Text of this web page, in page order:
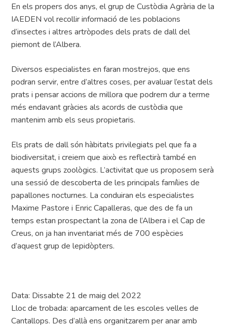
En els propers dos anys, el grup de Custòdia Agrària de la
IAEDEN vol recollir informació de les poblacions
d’insectes i altres artròpodes dels prats de dall del
piemont de l’Albera.
Diversos especialistes en faran mostrejos, que ens
podran servir, entre d’altres coses, per avaluar l’estat dels
prats i pensar accions de millora que podrem dur a terme
més endavant gràcies als acords de custòdia que
mantenim amb els seus propietaris.
Els prats de dall són hàbitats privilegiats pel que fa a
biodiversitat, i creiem que això es reflectirà també en
aquests grups zoològics. L’activitat que us proposem serà
una sessió de descoberta de les principals famílies de
papallones nocturnes. La conduiran els especialistes
Maxime Pastore i Enric Capalleras, que des de fa un
temps estan prospectant la zona de l’Albera i el Cap de
Creus, on ja han inventariat més de 700 espècies
d’aquest grup de lepidòpters.
Data: Dissabte 21 de maig del 2022
Lloc de trobada: aparcament de les escoles velles de
Cantallops. Des d’allà ens organitzarem per anar amb